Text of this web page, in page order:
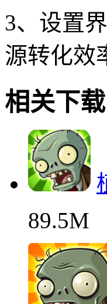
3、设置
源转化效
相关下载
89.5M